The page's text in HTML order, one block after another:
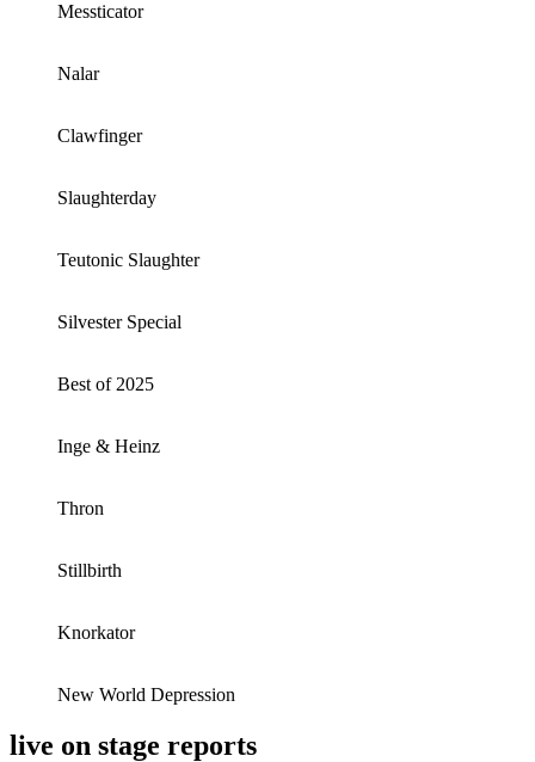
Messticator
Nalar
Clawfinger
Slaughterday
Teutonic Slaughter
Silvester Special
Best of 2025
Inge & Heinz
Thron
Stillbirth
Knorkator
New World Depression
live on stage reports